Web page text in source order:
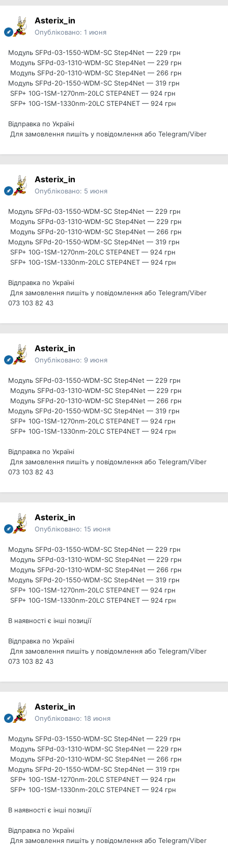
Asterix_in
Опубліковано: 1 июня
Модуль SFPd-03-1550-WDM-SC Step4Net — 229 грн
Модуль SFPd-03-1310-WDM-SC Step4Net — 229 грн
Модуль SFPd-20-1310-WDM-SC Step4Net — 266 грн
Модуль SFPd-20-1550-WDM-SC Step4Net — 319 грн
SFP+ 10G-1SM-1270nm-20LC STEP4NET — 924 грн
SFP+ 10G-1SM-1330nm-20LC STEP4NET — 924 грн
Відправка по Україні
Для замовлення пишіть у повідомлення або Telegram/Viber
Asterix_in
Опубліковано: 5 июня
Модуль SFPd-03-1550-WDM-SC Step4Net — 229 грн
Модуль SFPd-03-1310-WDM-SC Step4Net — 229 грн
Модуль SFPd-20-1310-WDM-SC Step4Net — 266 грн
Модуль SFPd-20-1550-WDM-SC Step4Net — 319 грн
SFP+ 10G-1SM-1270nm-20LC STEP4NET — 924 грн
SFP+ 10G-1SM-1330nm-20LC STEP4NET — 924 грн
Відправка по Україні
Для замовлення пишіть у повідомлення або Telegram/Viber
073 103 82 43
Asterix_in
Опубліковано: 9 июня
Модуль SFPd-03-1550-WDM-SC Step4Net — 229 грн
Модуль SFPd-03-1310-WDM-SC Step4Net — 229 грн
Модуль SFPd-20-1310-WDM-SC Step4Net — 266 грн
Модуль SFPd-20-1550-WDM-SC Step4Net — 319 грн
SFP+ 10G-1SM-1270nm-20LC STEP4NET — 924 грн
SFP+ 10G-1SM-1330nm-20LC STEP4NET — 924 грн
Відправка по Україні
Для замовлення пишіть у повідомлення або Telegram/Viber
073 103 82 43
Asterix_in
Опубліковано: 15 июня
Модуль SFPd-03-1550-WDM-SC Step4Net — 229 грн
Модуль SFPd-03-1310-WDM-SC Step4Net — 229 грн
Модуль SFPd-20-1310-WDM-SC Step4Net — 266 грн
Модуль SFPd-20-1550-WDM-SC Step4Net — 319 грн
SFP+ 10G-1SM-1270nm-20LC STEP4NET — 924 грн
SFP+ 10G-1SM-1330nm-20LC STEP4NET — 924 грн
В наявності є інші позиції
Відправка по Україні
Для замовлення пишіть у повідомлення або Telegram/Viber
073 103 82 43
Asterix_in
Опубліковано: 18 июня
Модуль SFPd-03-1550-WDM-SC Step4Net — 229 грн
Модуль SFPd-03-1310-WDM-SC Step4Net — 229 грн
Модуль SFPd-20-1310-WDM-SC Step4Net — 266 грн
Модуль SFPd-20-1550-WDM-SC Step4Net — 319 грн
SFP+ 10G-1SM-1270nm-20LC STEP4NET — 924 грн
SFP+ 10G-1SM-1330nm-20LC STEP4NET — 924 грн
В наявності є інші позиції
Відправка по Україні
Для замовлення пишіть у повідомлення або Telegram/Viber